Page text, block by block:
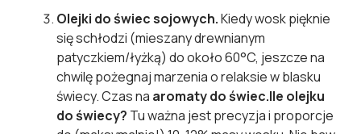
Olejki do świec sojowych.Kiedy wosk pięknie
się schłodzi (mieszany drewnianym
patyczkiem/łyżką) do około 60°C, jeszcze na
chwilę pożegnaj marzenia o relaksie w blasku
świecy. Czas na aromaty do świec.Ile olejku
do świecy? Tu ważna jest precyzja i proporcje